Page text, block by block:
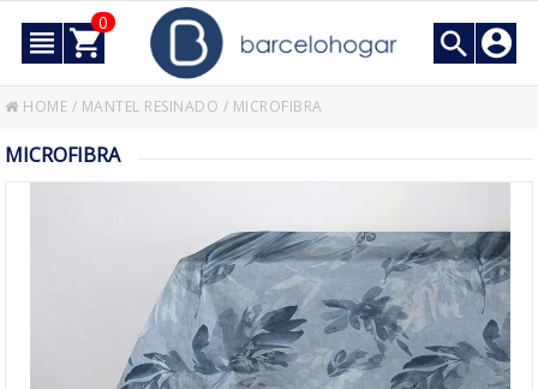
0
HOME / MANTEL RESINADO / MICROFIBRA
MICROFIBRA